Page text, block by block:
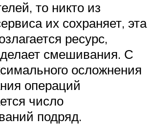
то никто из
их сохраняет, эта
ресурс,
смешивания. С
осложнения
операций
число
подряд.